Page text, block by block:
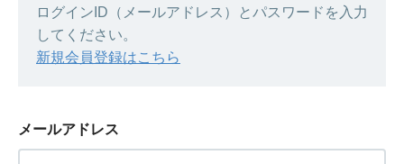
ログインID（メールアドレス）とパスワードを入力
してください。
新規会員登録はこちら
メールアドレス